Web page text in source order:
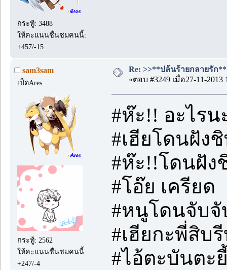
กระทู้: 3488
ให้คะแนนชื่นชมคนนี้:
+457/-15
sam3sam
เป็ดAres
กระทู้: 2562
ให้คะแนนชื่นชมคนนี้:
+247/-4
Re: >>**ปล้นร้ายกลายรัก
«ตอบ #3249 เมื่อ27-11-2013
#ห๊ะ!! อะไรน
#เฮียโดนฝัง
#ห๊ะ!!โดนฝัง
#โอ๊ย เครียด
#หนูโดนจับจั
#เฮียกะพี่สิบ
#ไอ้ตะบันตะ